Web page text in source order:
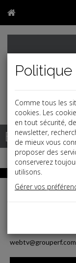
Base
RF PlayToute
webtv@grouperf.com
Comme tous les
cookies. Les
en tout sécurité,
newsletter,
de mieux vous
proposer des
conserverez
utilisons.
Gérer vos